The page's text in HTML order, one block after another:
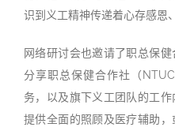
识到义工精神传递着心存感恩
网络研讨会也邀请了职总保健
分享职总保健合作社（
务，以及旗下义工团队的工
提供全面的照顾及医疗辅助